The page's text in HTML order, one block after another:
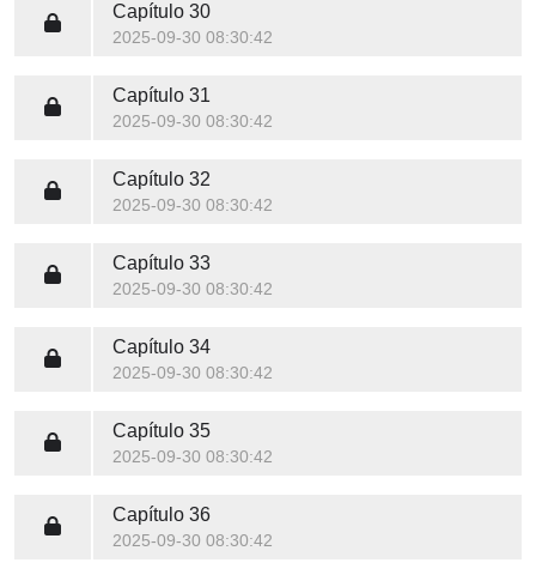
Capítulo 30
2025-09-30 08:30:42
Capítulo 31
2025-09-30 08:30:42
Capítulo 32
2025-09-30 08:30:42
Capítulo 33
2025-09-30 08:30:42
Capítulo 34
2025-09-30 08:30:42
Capítulo 35
2025-09-30 08:30:42
Capítulo 36
2025-09-30 08:30:42